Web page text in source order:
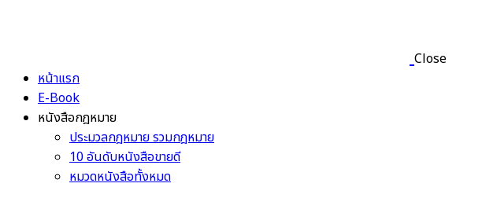
Close
หน้าแรก
E-Book
หนังสือกฎหมาย
ประมวลกฎหมาย รวมกฎหมาย
10 อันดับหนังสือขายดี
หมวดหนังสือทั้งหมด